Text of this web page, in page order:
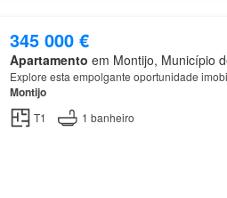
345 000 €
Apartamento em Montijo, Município
Explore esta empolgante oportunidade
Montijo
T1 1 banheiro